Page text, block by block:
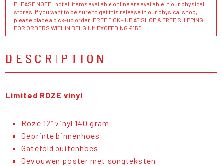
PLEASE NOTE : not all items available online are available in our physical
stores. If you want to be sure to get this release in our physical shop,
please place a pick-up order. FREE PICK - UP AT SHOP & FREE SHIPPING
FOR ORDERS WITHIN BELGIUM EXCEEDING €150
DESCRIPTION
Limited ROZE vinyl
Roze 12” vinyl 140 gram
Geprinte binnenhoes
Gatefold buitenhoes
Gevouwen poster met songteksten